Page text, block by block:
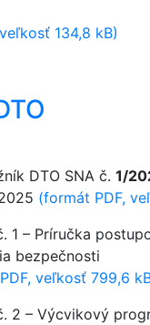
134,8 kB)
DTO SNA č. 1/
(formát PDF,
1 – Príručka
bezpečnosti
veľkosť 799,6
2 – Výcvikový